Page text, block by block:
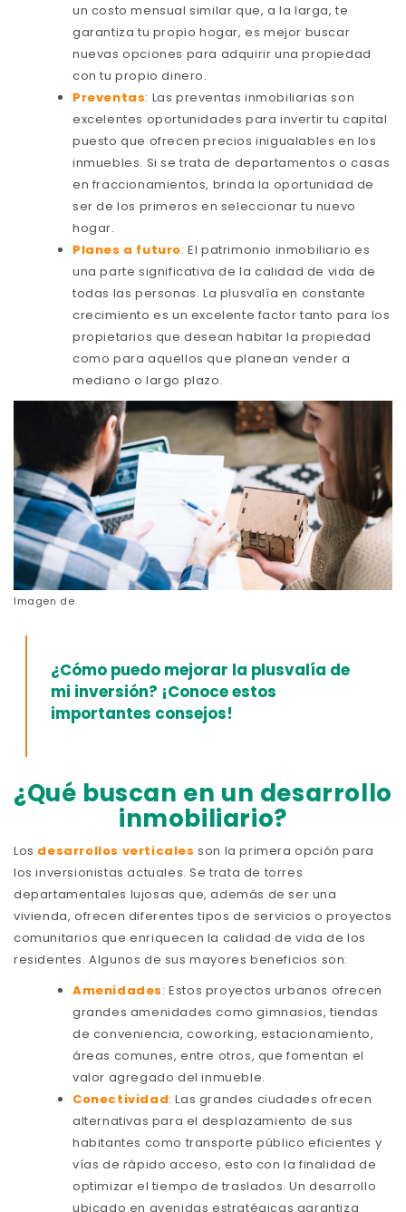
un costo mensual similar que, a la larga, te
garantiza tu propio hogar, es mejor buscar
nuevas opciones para adquirir una propiedad
con tu propio dinero.
Preventas: Las preventas inmobiliarias son
excelentes oportunidades para invertir tu capital
puesto que ofrecen precios inigualables en los
inmuebles. Si se trata de departamentos o casas
en fraccionamientos, brinda la oportunidad de
ser de los primeros en seleccionar tu nuevo
hogar.
Planes a futuro: El patrimonio inmobiliario es
una parte significativa de la calidad de vida de
todas las personas. La plusvalía en constante
crecimiento es un excelente factor tanto para los
propietarios que desean habitar la propiedad
como para aquellos que planean vender a
mediano o largo plazo.
Imagen de
¿Cómo puedo mejorar la plusvalía de
mi inversión? ¡Conoce estos
importantes consejos!
¿Qué buscan en un desarrollo
inmobiliario?
Los desarrollos verticales son la primera opción para
los inversionistas actuales. Se trata de torres
departamentales lujosas que, además de ser una
vivienda, ofrecen diferentes tipos de servicios o proyectos
comunitarios que enriquecen la calidad de vida de los
residentes. Algunos de sus mayores beneficios son:
Amenidades: Estos proyectos urbanos ofrecen
grandes amenidades como gimnasios, tiendas
de conveniencia, coworking, estacionamiento,
áreas comunes, entre otros, que fomentan el
valor agregado del inmueble.
Conectividad: Las grandes ciudades ofrecen
alternativas para el desplazamiento de sus
habitantes como transporte público eficientes y
vías de rápido acceso, esto con la finalidad de
optimizar el tiempo de traslados. Un desarrollo
ubicado en avenidas estratégicas garantiza